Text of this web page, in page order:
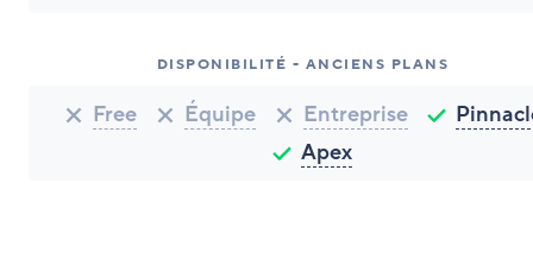
DISPONIBILITÉ - ANCIENS PLANS
Free Équipe Entreprise
Apex